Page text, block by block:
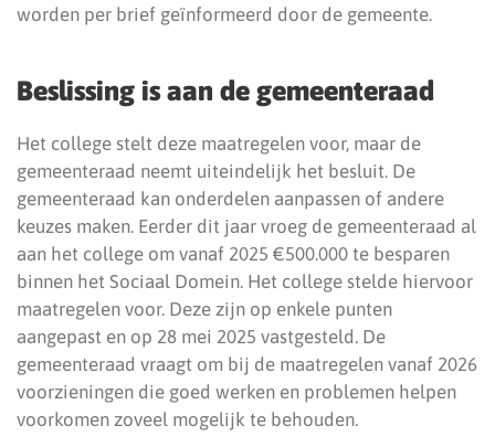
worden per brief geïnformeerd door de gemeente.
Beslissing is aan de gemeenteraad
Het college stelt deze maatregelen voor, maar de
gemeenteraad neemt uiteindelijk het besluit. De
gemeenteraad kan onderdelen aanpassen of andere
keuzes maken. Eerder dit jaar vroeg de gemeenteraad al
aan het college om vanaf 2025 €500.000 te besparen
binnen het Sociaal Domein. Het college stelde hiervoor
maatregelen voor. Deze zijn op enkele punten
aangepast en op 28 mei 2025 vastgesteld. De
gemeenteraad vraagt om bij de maatregelen vanaf 2026
voorzieningen die goed werken en problemen helpen
voorkomen zoveel mogelijk te behouden.